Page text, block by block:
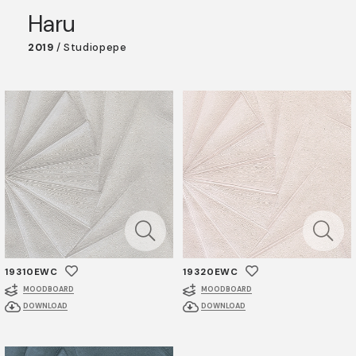
Haru
2019 / Studiopepe
19310EWC
MOODBOARD
DOWNLOAD
19320EWC
MOODBOARD
DOWNLOAD